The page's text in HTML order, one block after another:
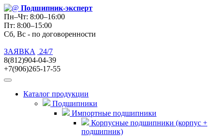
Подшипник-эксперт
Пн–Чт: 8:00–16:00
Пт: 8:00–15:00
Сб, Вс - по договоренности
ЗАЯВКА
24/7
8(812)904-04-39
+7(906)265-17-55
Каталог продукции
Подшипники
Импортные подшипники
Корпусные подшипники (корпус +
подшипник)